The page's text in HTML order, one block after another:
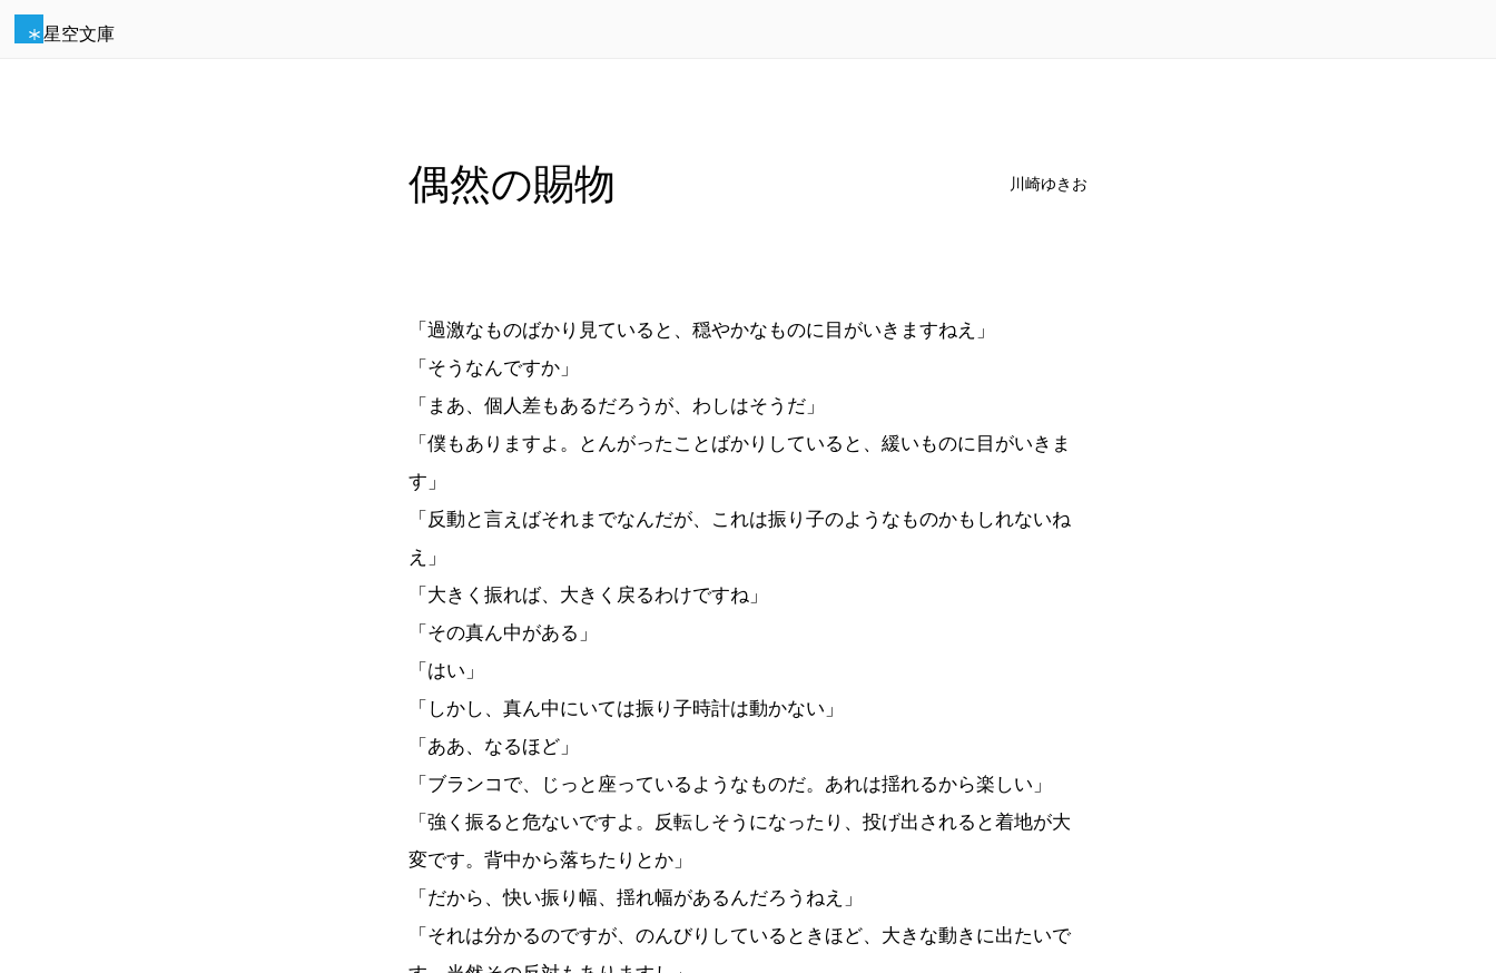
星空文庫
偶然の賜物 川崎ゆきお
「過激なものばかり見ていると、穏やかなものに目がいきますねえ」
「そうなんですか」
「まあ、個人差もあるだろうが、わしはそうだ」
「僕もありますよ。とんがったことばかりしていると、緩いものに目がいきま
す」
「反動と言えばそれまでなんだが、これは振り子のようなものかもしれないね
え」
「大きく振れば、大きく戻るわけですね」
「その真ん中がある」
「はい」
「しかし、真ん中にいては振り子時計は動かない」
「ああ、なるほど」
「ブランコで、じっと座っているようなものだ。あれは揺れるから楽しい」
「強く振ると危ないですよ。反転しそうになったり、投げ出されると着地が大
変です。背中から落ちたりとか」
「だから、快い振り幅、揺れ幅があるんだろうねえ」
「それは分かるのですが、のんびりしているときほど、大きな動きに出たいで